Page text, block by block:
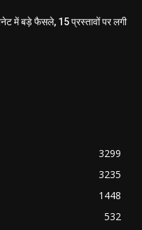
में बड़े फैसले, 15 प्रस्तावों पर लगी
3299
3235
1448
532